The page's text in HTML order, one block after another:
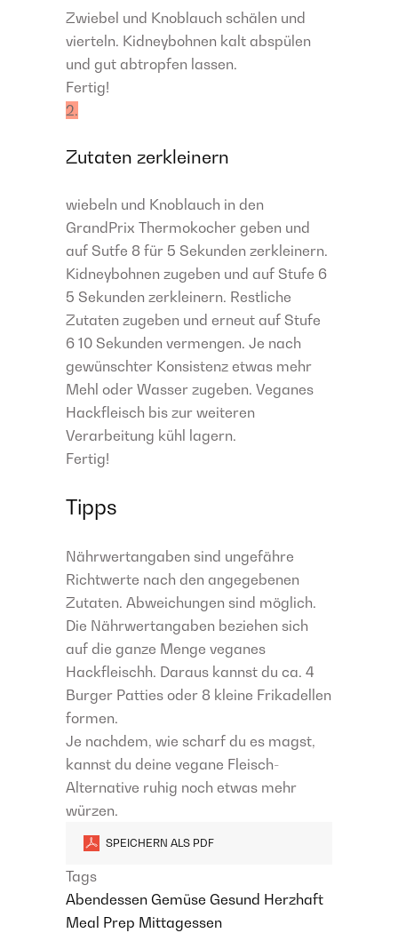
Zwiebel und Knoblauch schälen und
vierteln. Kidneybohnen kalt abspülen
und gut abtropfen lassen.
Fertig!
2.
Zutaten zerkleinern
wiebeln und Knoblauch in den
GrandPrix Thermokocher geben und
auf Sutfe 8 für 5 Sekunden zerkleinern.
Kidneybohnen zugeben und auf Stufe 6
5 Sekunden zerkleinern. Restliche
Zutaten zugeben und erneut auf Stufe
6 10 Sekunden vermengen. Je nach
gewünschter Konsistenz etwas mehr
Mehl oder Wasser zugeben. Veganes
Hackfleisch bis zur weiteren
Verarbeitung kühl lagern.
Fertig!
Tipps
Nährwertangaben sind ungefähre
Richtwerte nach den angegebenen
Zutaten. Abweichungen sind möglich.
Die Nährwertangaben beziehen sich
auf die ganze Menge veganes
Hackfleischh. Daraus kannst du ca. 4
Burger Patties oder 8 kleine Frikadellen
formen.
Je nachdem, wie scharf du es magst,
kannst du deine vegane Fleisch-
Alternative ruhig noch etwas mehr
würzen.
SPEICHERN ALS PDF
Tags
Abendessen Gemüse Gesund Herzhaft
Meal Prep Mittagessen